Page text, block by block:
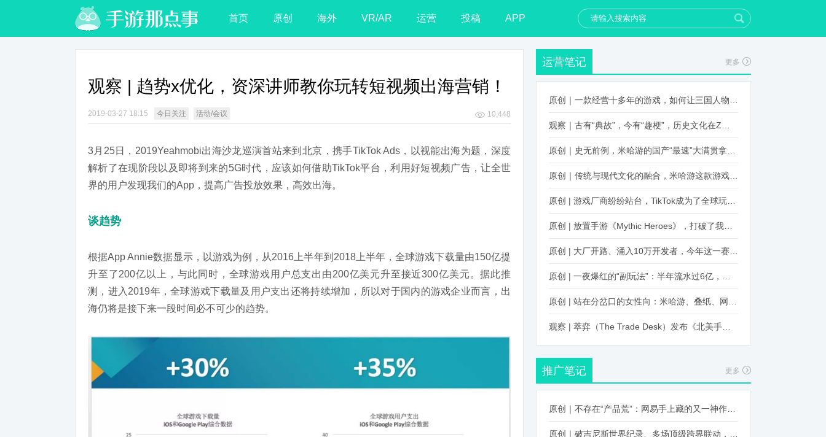
首页 原创 海外 VR/AR 运营 投稿 APP
观察 | 趋势x优化，资深讲师教你玩转短视频出海营销！
2019-03-27 18:15 今日关注 活动/会议 10,448
3月25日，2019Yeahmobi出海沙龙巡演首站来到北京，携手TikTok Ads，以视能出海为题，深度
解析了在现阶段以及即将到来的5G时代，应该如何借助TikTok平台，利用好短视频广告，让全世
界的用户发现我们的App，提高广告投放效果，高效出海。
谈趋势
根据App Annie数据显示，以游戏为例，从2016上半年到2018上半年，全球游戏下载量由150亿提
升至了200亿以上，与此同时，全球游戏用户总支出由200亿美元升至接近300亿美元。据此推
测，进入2019年，全球游戏下载量及用户支出还将持续增加，所以对于国内的游戏企业而言，出
海仍将是接下来一段时间必不可少的趋势。
运营笔记 更多
推广笔记 更多